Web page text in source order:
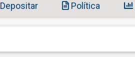
Depositar Política